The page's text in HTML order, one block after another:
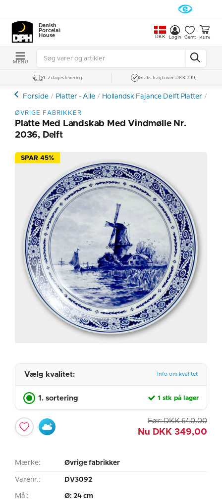
Danish
Porcelain
House
DKK Login Gemt Kurv
MENU
1-2 dages levering Gratis fragt over DKK 799,-
Forside Platter - Alle Hollandsk Fajance Delft Platter
ØVRIGE FABRIKKER
Platte Med Landskab Med Vindmølle Nr.
2036, Delft
SPAR 45%
Vælg kvalitet: Info om kvalitet
1. sortering 1 stk på lager
Før: DKK 640,00
Nu DKK 349,00
Mærke: Øvrige fabrikker
Varenr.: DV3092
Mål: Ø: 24 cm